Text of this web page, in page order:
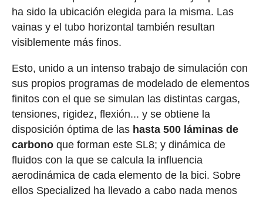
ha sido la ubicación elegida para la misma. Las
vainas y el tubo horizontal también resultan
visiblemente más finos.
Esto, unido a un intenso trabajo de simulación con
sus propios programas de modelado de elementos
finitos con el que se simulan las distintas cargas,
tensiones, rigidez, flexión... y se obtiene la
disposición óptima de lashasta 500 láminas de
carbonoque forman este SL8; y dinámica de
fluidos con la que se calcula la influencia
aerodinámica de cada elemento de la bici. Sobre
ellos Specialized ha llevado a cabo nada menos